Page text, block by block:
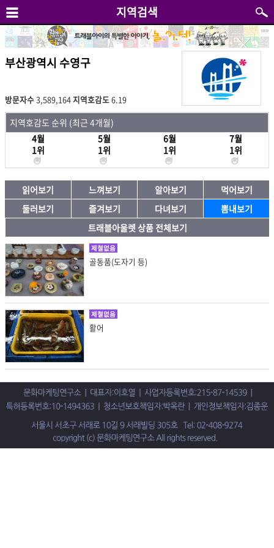
지역검색
부산광역시 수영구
방문자수3,589,164지역호감도6.19
지역호감도 순위 (최근 4개월)
4월
1위
5월
1위
6월
1위
7월
1위
읽어보기 느껴보기 알아보기
먹어보기
둘러보기
즐겨보기 다녀보기
뽐내보기
트래블아울렛 상품 전체보기
제철없음
골동품(도자기 등)
제철없음
활어